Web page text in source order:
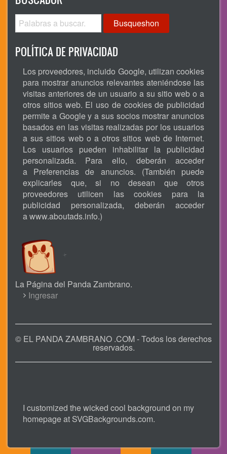
Busqueshon
POLÍTICA DE PRIVACIDAD
Los proveedores, incluido Google, utilizan cookies
para mostrar anuncios relevantes ateniéndose las
visitas anteriores de un usuario a su sitio web o a
otros sitios web. El uso de cookies de publicidad
permite a Google y a sus socios mostrar anuncios
basados en las visitas realizadas por los usuarios
a sus sitios web o a otros sitios web de Internet.
Los usuarios pueden inhabilitar la publicidad
personalizada. Para ello, deberán acceder
a Preferencias de anuncios. (También puede
explicarles que, si no desean que otros
proveedores utilicen las cookies para la
publicidad personalizada, deberán acceder
awww.aboutads.info.)
La Página del Panda Zambrano.
USER
MENU
Ingresar
© EL PANDA ZAMBRANO .COM - Todos los derechos
reservados.
I customized the wicked cool background on my
homepage at SVGBackgrounds.com.